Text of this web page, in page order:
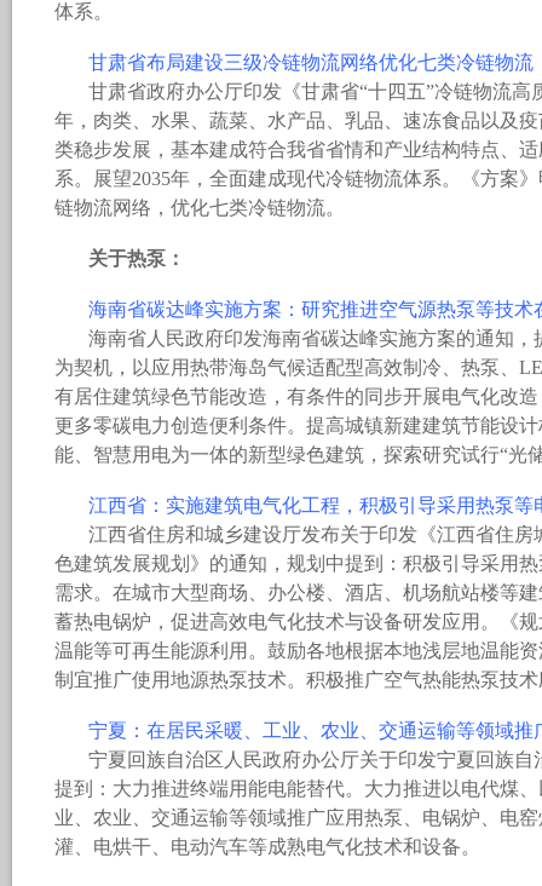
体系。
甘肃省布局建设三级冷链物流网络优化七类冷链物流
甘肃省政府办公厅印发《甘肃省“十四五”冷链物流高
年，肉类、水果、蔬菜、水产品、乳品、速冻食品以及
类稳步发展，基本建成符合我省省情和产业结构特点、
系。展望2035年，全面建成现代冷链物流体系。《方案
链物流网络，优化七类冷链物流。
关于热泵：
海南省碳达峰实施方案：研究推进空气源热泵等技术
海南省人民政府印发海南省碳达峰实施方案的通知
为契机，以应用热带海岛气候适配型高效制冷、热泵、
有居住建筑绿色节能改造，有条件的同步开展电气化改
更多零碳电力创造便利条件。提高城镇新建建筑节能设
能、智慧用电为一体的新型绿色建筑，探索研究试行“光
江西省：实施建筑电气化工程，积极引导采用热泵等
江西省住房和城乡建设厅发布关于印发《江西省住房
色建筑发展规划》的通知，规划中提到：积极引导采用
需求。在城市大型商场、办公楼、酒店、机场航站楼等
蓄热电锅炉，促进高效电气化技术与设备研发应用。《
温能等可再生能源利用。鼓励各地根据本地浅层地温能
制宜推广使用地源热泵技术。积极推广空气热能热泵技
宁夏：在居民采暖、工业、农业、交通运输等领域推
宁夏回族自治区人民政府办公厅关于印发宁夏回族自
提到：大力推进终端用能电能替代。大力推进以电代煤
业、农业、交通运输等领域推广应用热泵、电锅炉、电
灌、电烘干、电动汽车等成熟电气化技术和设备。